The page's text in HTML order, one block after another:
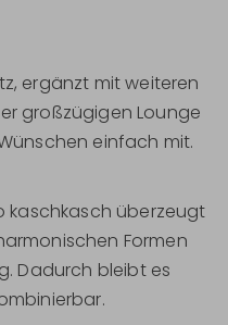
ergänzt mit weiteren
großzügigen Lounge
einfach mit.
kaschkasch überzeugt
Formen
Dadurch bleibt es